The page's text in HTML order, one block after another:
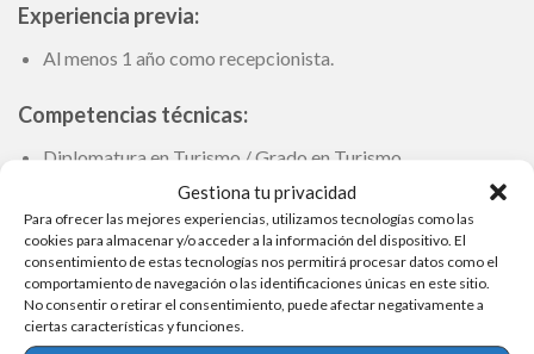
Gestiona tu privacidad
Para ofrecer las mejores experiencias, utilizamos tecnologías como las
cookies para almacenar y/o acceder a la información del dispositivo. El
consentimiento de estas tecnologías nos permitirá procesar datos como el
comportamiento de navegación o las identificaciones únicas en este sitio.
No consentir o retirar el consentimiento, puede afectar negativamente a
ciertas características y funciones.
Experiencia previa:
Al menos 1 año como recepcionista.
Competencias técnicas:
Diplomatura en Turismo / Grado en Turismo
Informática a nível Medio/Avanzado.
Idiomas:
Supermercado Lidl vuelve a ser una oportunidad
laboral para cajera, conoce más